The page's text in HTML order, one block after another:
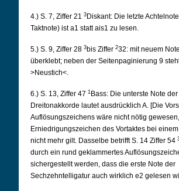
4.) S. 7, Ziffer 21 3 Diskant: Die letzte
Taktnote) ist a1 statt ais1 zu lesen.
5.) S. 9, Ziffer 28 3bis Ziffer 232: mit neuem
überklebt; neben der Seitenpaginierung 9
>Neustich<.
6.) S. 13, Ziffer 47 1 Bass: Die unterste Note
Dreitonakkorde lautet ausdrücklich A. [Die
Auflösungszeichens wäre nicht nötig
Erniedrigungszeichen des Vortaktes bei
nicht mehr gilt. Dasselbe betrifft S. 14 Ziffer 54
durch ein rund geklammertes
sichergestellt werden, dass die erste Note der
Sechzehntelligatur auch wirklich e2 gelesen